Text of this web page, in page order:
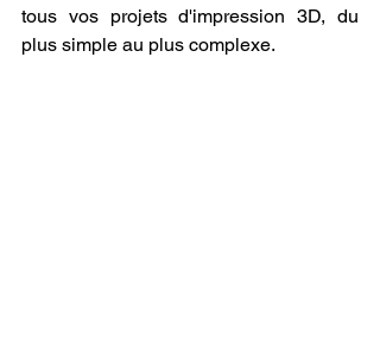
tous vos projets d'impression 3D, du
plus simple au plus complexe.